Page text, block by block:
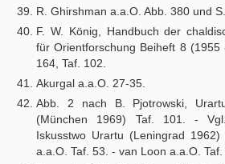
R. Ghirshman a.a.O. Abb. 380 und
F. W. König, Handbuch der
für Orientforschung Beiheft 8
164, Taf. 102.
Akurgal a.a.O. 27-35.
Abb. 2 nach B. Pjotrowski,
(München 1969) Taf. 101. -
Iskusstwo Urartu (Leningrad
a.a.O. Taf. 53. - van Loon a.a.O. Taf.